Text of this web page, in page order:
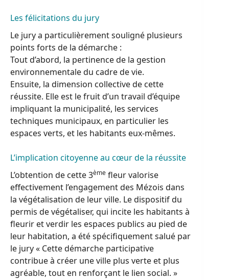
Les félicitations du jury
Le jury a particulièrement souligné plusieurs
points forts de la démarche :
Tout d’abord, la pertinence de la gestion
environnementale du cadre de vie.
Ensuite, la dimension collective de cette
réussite. Elle est le fruit d’un travail d’équipe
impliquant la municipalité, les services
techniques municipaux, en particulier les
espaces verts, et les habitants eux-mêmes.
L’implication citoyenne au cœur de la réussite
L’obtention de cette 3ème fleur valorise
effectivement l’engagement des Mézois dans
la végétalisation de leur ville. Le dispositif du
permis de végétaliser, qui incite les habitants à
fleurir et verdir les espaces publics au pied de
leur habitation, a été spécifiquement salué par
le jury « Cette démarche participative
contribue à créer une ville plus verte et plus
agréable, tout en renforçant le lien social. »